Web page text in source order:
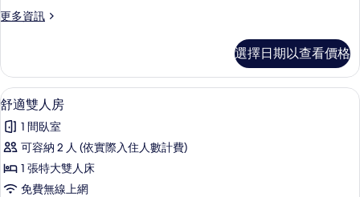
房
所
有
相
片
更多資訊
更
雙
人
房
詳
情
選擇日期以查看價格
顯
示
舒
適
雙
9
舒適雙人房
1 間臥室
可容納 2 人 (依實際入住人數計費)
1 張特大雙人床
免費無線上網